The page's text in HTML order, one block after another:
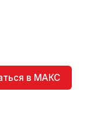
в МАКС